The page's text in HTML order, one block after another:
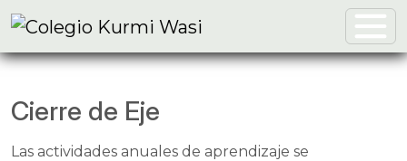
Cierre de Eje
Las actividades anuales de aprendizaje se